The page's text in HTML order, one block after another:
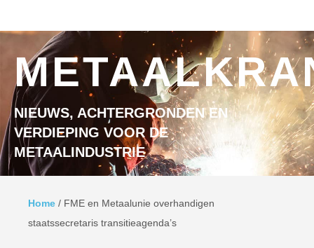
NIEUWS, ACHTERGRONDEN EN
VERDIEPING VOOR DE
METAALINDUSTRIE
Home / FME en Metaalunie overhandigen
staatssecretaris transitieagenda’s